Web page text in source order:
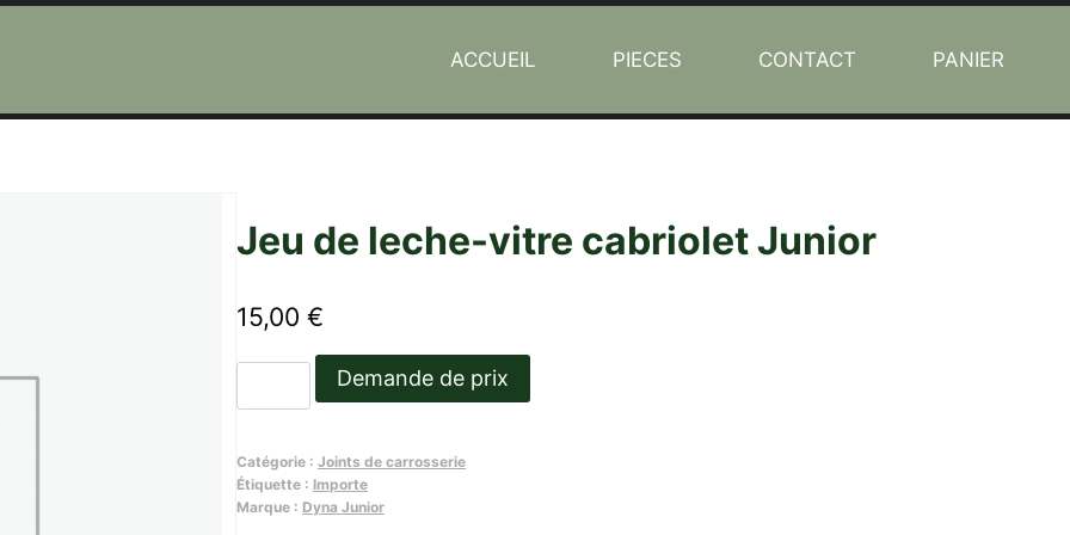
ACCUEIL PIECES CONTACT PANIER
Jeu de leche-vitre cabriolet Junior
15,00€
de
de
leche-
Demande de prix
Catégorie :Joints de carrosserie
Étiquette : Importe
Marque : Dyna Junior